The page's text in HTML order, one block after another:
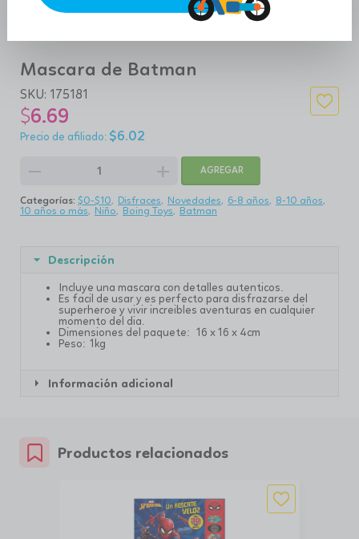
Mascara de Batman
SKU: 175181
$6.69
$6.02
remove add AGREGAR
Categorías: $0-$10 Disfraces Novedades 6-8 años
8-10 años
10 años o más
Niño Boing Toys Batman
Descripción
Incluye una mascara con detalles autenticos.
Es facil de usar y es perfecto para disfrazarse del
superheroe y vivir increibles aventuras en cualquier
momento del dia.
Dimensiones del paquete: 16 x 16 x 4cm
Peso: 1kg
Información adicional
Productos relacionados